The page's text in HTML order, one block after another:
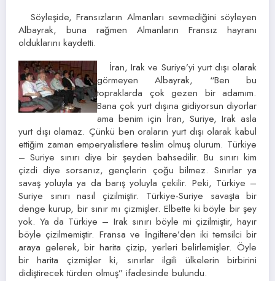
Söyleşide, Fransızların Almanları sevmediğini söyleyen
Albayrak, buna rağmen Almanların Fransız hayranı
olduklarını kaydetti.
İran, Irak ve Suriye’yi yurt dışı olarak
görmeyen Albayrak, “Ben bu
topraklarda çok gezen bir adamım.
Bana çok yurt dışına gidiyorsun diyorlar
ama benim için İran, Suriye, Irak asla
yurt dışı olamaz. Çünkü ben oraların yurt dışı olarak kabul
ettiğim zaman emperyalistlere teslim olmuş olurum. Türkiye
– Suriye sınırı diye bir şeyden bahsedilir. Bu sınırı kim
çizdi diye sorsanız, gençlerin çoğu bilmez. Sınırlar ya
savaş yoluyla ya da barış yoluyla çekilir. Peki, Türkiye –
Suriye sınırı nasıl çizilmiştir. Türkiye-Suriye savaşta bir
denge kurup, bir sınır mı çizmişler. Elbette ki böyle bir şey
yok. Ya da Türkiye – Irak sınırı böyle mi çizilmiştir, hayır
böyle çizilmemiştir. Fransa ve İngiltere’den iki temsilci bir
araya gelerek, bir harita çizip, yerleri belirlemişler. Öyle
bir harita çizmişler ki, sınırlar ilgili ülkelerin birbirini
didiştirecek türden olmuş” ifadesinde bulundu.